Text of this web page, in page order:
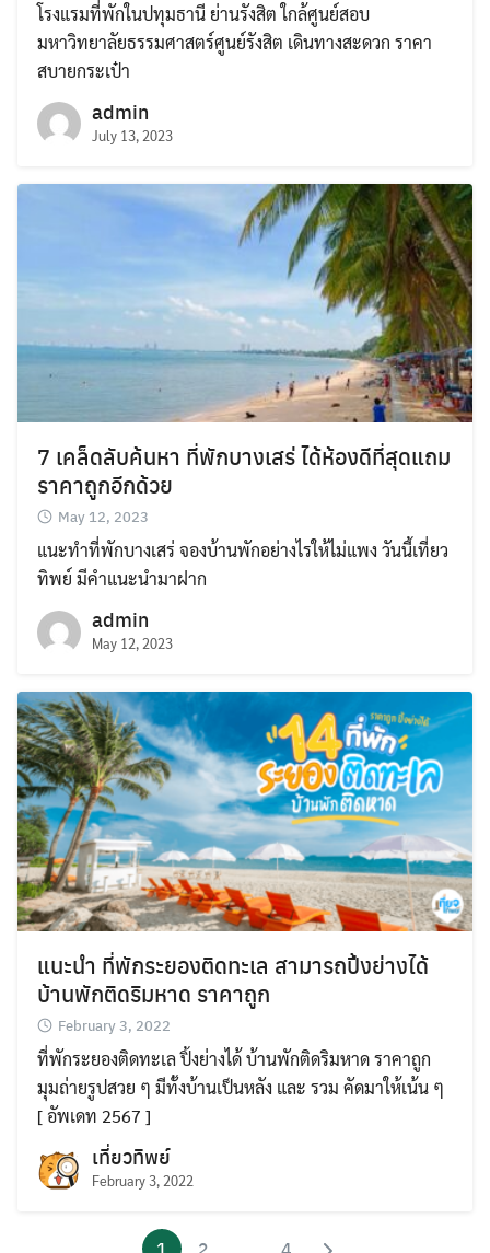
โรงแรมที่พักในปทุมธานี ย่านรังสิต ใกล้ศูนย์สอบ
มหาวิทยาลัยธรรมศาสตร์ศูนย์รังสิต เดินทางสะดวก ราคา
สบายกระเป๋า
admin
July 13, 2023
7 เคล็ดลับค้นหา ที่พักบางเสร่ ได้ห้องดีที่สุดแถม
ราคาถูกอีกด้วย
May 12, 2023
แนะทำที่พักบางเสร่ จองบ้านพักอย่างไรให้ไม่แพง วันนี้เที่ยว
ทิพย์ มีคำแนะนำมาฝาก
admin
May 12, 2023
แนะนำ ที่พักระยองติดทะเล สามารถปิ้งย่างได้
บ้านพักติดริมหาด ราคาถูก
February 3, 2022
ที่พักระยองติดทะเล ปิ้งย่างได้ บ้านพักติดริมหาด ราคาถูก
มุมถ่ายรูปสวย ๆ มีทั้งบ้านเป็นหลัง และ รวม คัดมาให้เน้น ๆ
[ อัพเดท 2567 ]
เที่ยวทิพย์
February 3, 2022
1 2 4